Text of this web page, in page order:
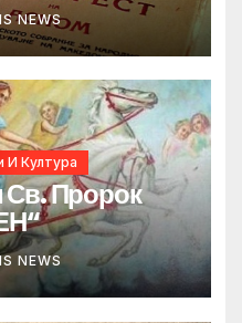
NEWS
И Култура
Св. Пророк
NEWS